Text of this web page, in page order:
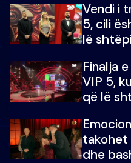
Vendi i
5, cili
lë
Finalja
VIP 5,
që lë
çmimin
takohet
dhe